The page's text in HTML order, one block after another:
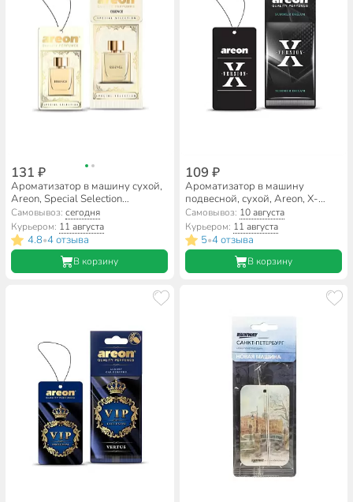
131 ₽
Ароматизатор в машину сухой,
Areon, Special Selection
Эссенция, 704-SS-04
Самовывоз:сегодня
Курьером: 11 августа
4.8•4 отзыва
В корзину
109 ₽
Ароматизатор в машину
подвесной, сухой, Areon, X-
Version Летняя мечта, 704-AXV-
009
Самовывоз: 10 августа
Курьером: 11 августа
5•4 отзыва
В корзину